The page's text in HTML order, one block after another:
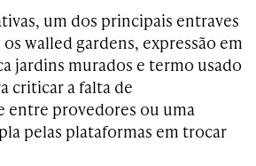
um dos principais entraves
os walled gardens, expressão em
jardins murados e termo usado
criticar a falta de
entre provedores ou uma
pelas plataformas em trocar